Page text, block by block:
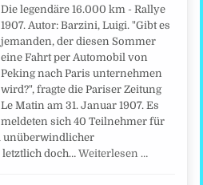
Die legendäre 16.000 km - Rallye
1907. Autor: Barzini, Luigi. "Gibt es
jemanden, der diesen Sommer
eine Fahrt per Automobil von
Peking nach Paris unternehmen
wird?", fragte die Pariser Zeitung
Le Matin am 31. Januar 1907. Es
meldeten sich 40 Teilnehmer für
unüberwindlicher
letztlich doch…Weiterlesen …